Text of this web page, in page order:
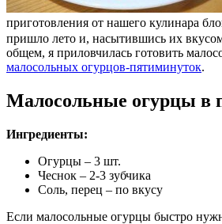
приготовления от нашего кулинара
пришло лето и, насытившись их
общем, я приловчилась готовить
малосольных огурцов-пятиминуток.
Малосольные огурцы в
Ингредиенты:
Огурцы – 3 шт.
Чеснок – 2-3 зубчика
Соль, перец – по вкусу
Если малосольные огурцы быстро